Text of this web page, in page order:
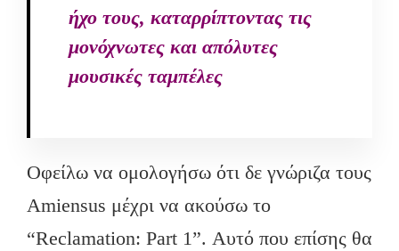
ήχο τους, καταρρίπτοντας τις
μονόχνωτες και απόλυτες
μουσικές ταμπέλες
Οφείλω να ομολογήσω ότι δε γνώριζα τους
Amiensus μέχρι να ακούσω το
“Reclamation: Part 1”. Αυτό που επίσης θα